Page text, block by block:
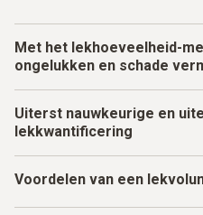
Met het lekhoeveelheid-
ongelukken en schade
van tijd toeneemt, stijgt ook
lekkages kunnen leiden tot
zulke gevolgen van
bouwwerkzaamheden
Uiterst nauwkeurige en
lekkwantificering
ventielblok van metaal zijn
werkomgevingen – en
Voordelen van een